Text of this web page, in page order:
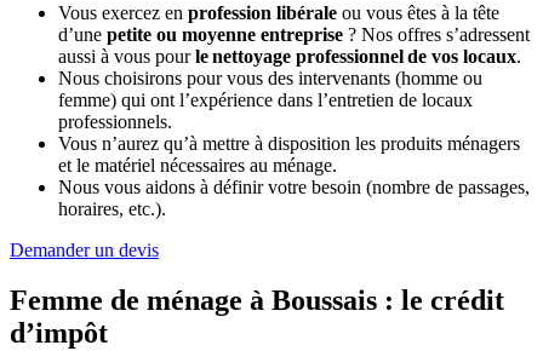
Vous exercez en profession libérale ou vous êtes à la tête
d’une petite ou moyenne entreprise ? Nos offres s’adressent
aussi à vous pourle nettoyage professionnel de vos locaux.
Nous choisirons pour vous des intervenants (homme ou
femme) qui ont l’expérience dans l’entretien de locaux
professionnels.
Vous n’aurez qu’à mettre à disposition les produits ménagers
et le matériel nécessaires au ménage.
Nous vous aidons à définir votre besoin (nombre de passages,
horaires, etc.).
Demander un devis
Femme de ménage à Boussais : le crédit
d’impôt